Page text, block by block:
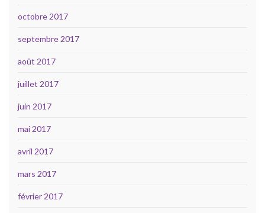
octobre 2017
septembre 2017
août 2017
juillet 2017
juin 2017
mai 2017
avril 2017
mars 2017
février 2017